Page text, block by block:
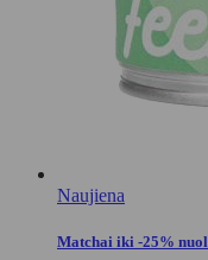
Naujiena
Matchai iki -25%